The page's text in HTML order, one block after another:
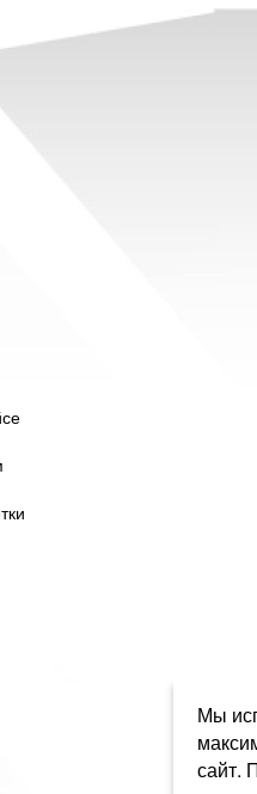
Мы
сайт.